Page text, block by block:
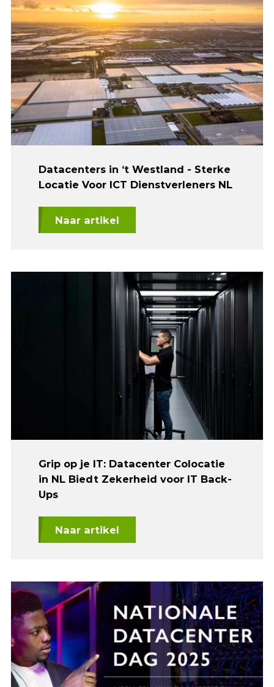
Datacenters in ‘t Westland - Sterke
Locatie Voor ICT Dienstverleners NL
Naar artikel
Grip op je IT: Datacenter Colocatie
in NL Biedt Zekerheid voor IT Back-
Ups
Naar artikel